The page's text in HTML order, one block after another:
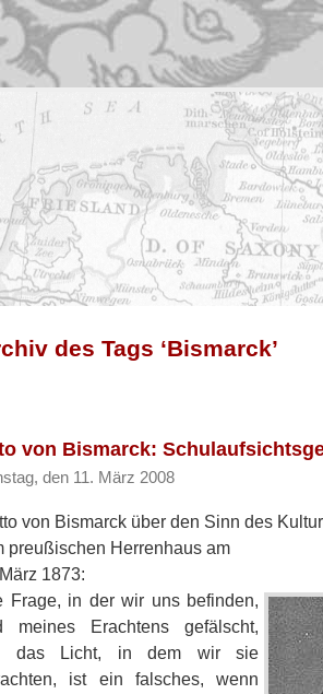
des Tags ‘Bismarck’
von Bismarck:
den 11. März 2008
tto von Bismarck über den Sinn des
preußischen Herrenhaus am
1873:
Frage, in der wir uns befinden,
meines Erachtens gefälscht,
das Licht, in dem wir sie
ist ein falsches, wenn